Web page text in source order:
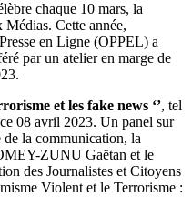
chaque 10 mars, la
Cette année,
en Ligne (OPPEL) a
par un atelier en marge de
et les fake news ‘’, tel
08 avril 2023. Un panel sur
de la communication, la
ZUNU Gaëtan et le
des Journalistes et Citoyens
Violent et le Terrorisme :